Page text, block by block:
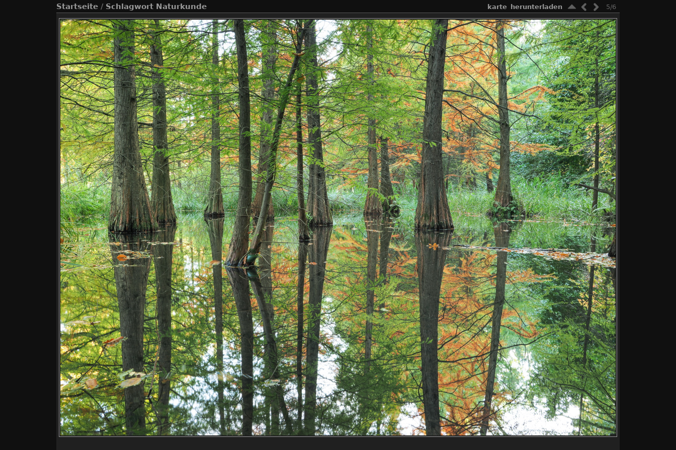
Startseite / Schlagwort Naturkunde 5/6
herunterladen
karte